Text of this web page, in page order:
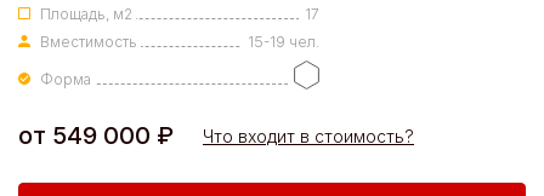
Площадь, м2
17
Вместимость
15-19 чел.
Форма
от 549 000 ₽ Что входит в стоимость?